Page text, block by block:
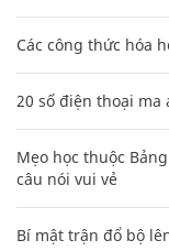
Các công thức hóa
20 số điện thoại
Mẹo học thuộc
câu nói vui vẻ
Bí mật trận đổ bộ